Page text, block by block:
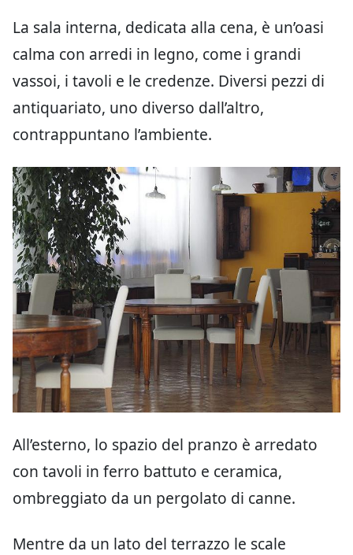
La sala interna, dedicata alla cena, è un’oasi
calma con arredi in legno, come i grandi
vassoi, i tavoli e le credenze. Diversi pezzi di
antiquariato, uno diverso dall’altro,
contrappuntano l’ambiente.
All’esterno, lo spazio del pranzo è arredato
con tavoli in ferro battuto e ceramica,
ombreggiato da un pergolato di canne.
Mentre da un lato del terrazzo le scale